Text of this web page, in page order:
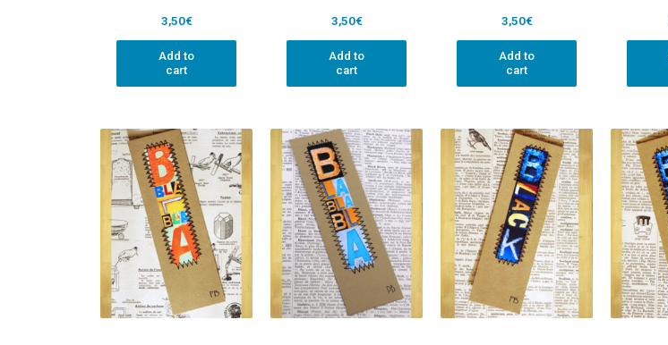
3,50€
Add to
cart
3,50€
Add to
cart
3,50€
Add to
cart